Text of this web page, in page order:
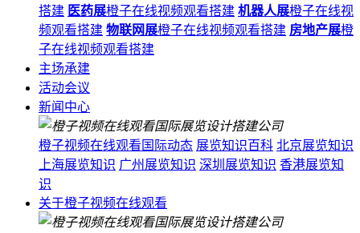
搭建 医药展橙子在线视频观看搭建 机器人展橙子在线视
频观看搭建 物联网展橙子在线视频观看搭建 房地产展橙
子在线视频观看搭建
主场承建
活动会议
新闻中心
橙子视频在线观看国际动态 展览知识百科 北京展览知识
上海展览知识 广州展览知识 深圳展览知识 香港展览知
识
关于橙子视频在线观看